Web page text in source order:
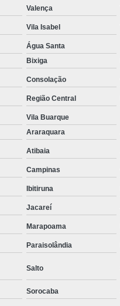
Valença
Vila Isabel
Água Santa
Bixiga
Consolação
Região Central
Vila Buarque
Araraquara
Atibaia
Campinas
Ibitiruna
Jacareí
Marapoama
Paraisolândia
Salto
Sorocaba